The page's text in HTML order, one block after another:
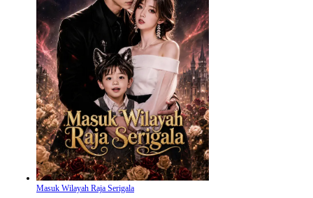
Masuk Wilayah Raja Serigala